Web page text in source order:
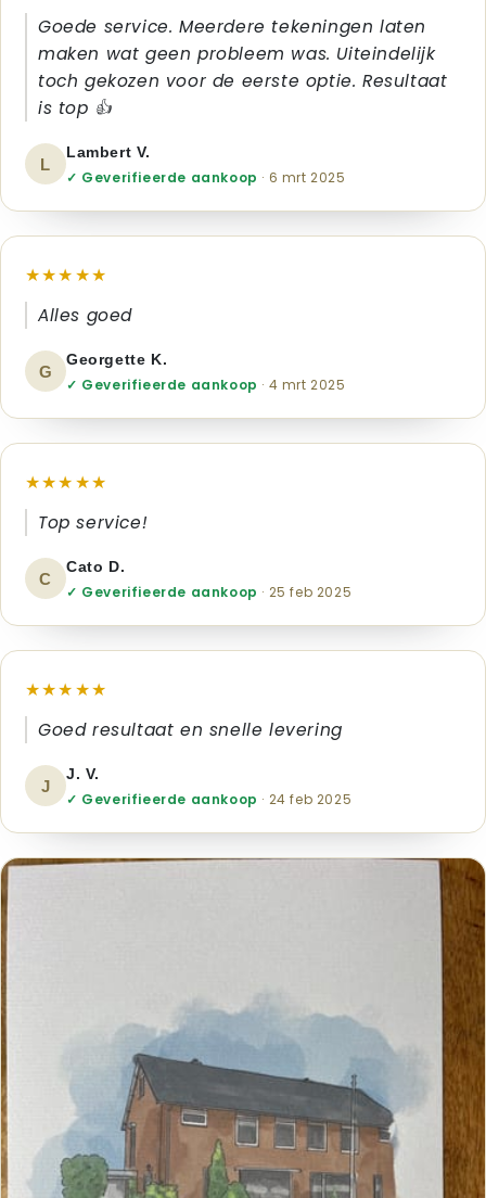
Goede service. Meerdere tekeningen laten
maken wat geen probleem was. Uiteindelijk
toch gekozen voor de eerste optie. Resultaat
is top 👍
L
Lambert V.
✓ Geverifieerde aankoop · 6 mrt 2025
★★★★★
Alles goed
G
Georgette K.
✓ Geverifieerde aankoop · 4 mrt 2025
★★★★★
Top service!
C
Cato D.
✓ Geverifieerde aankoop · 25 feb 2025
★★★★★
Goed resultaat en snelle levering
J
J. V.
✓ Geverifieerde aankoop · 24 feb 2025